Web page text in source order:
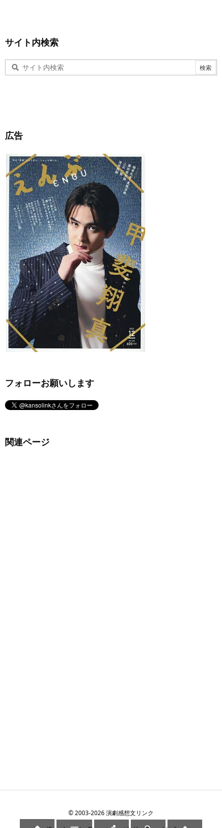
サイト内検索
広告
フォローお願いします
関連ページ
©2003-2026演劇感想文リンク